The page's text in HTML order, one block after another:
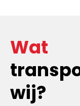
Wat
wij?